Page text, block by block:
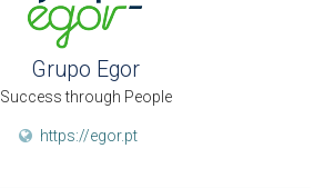
Grupo Egor
Success through People
https://egor.pt